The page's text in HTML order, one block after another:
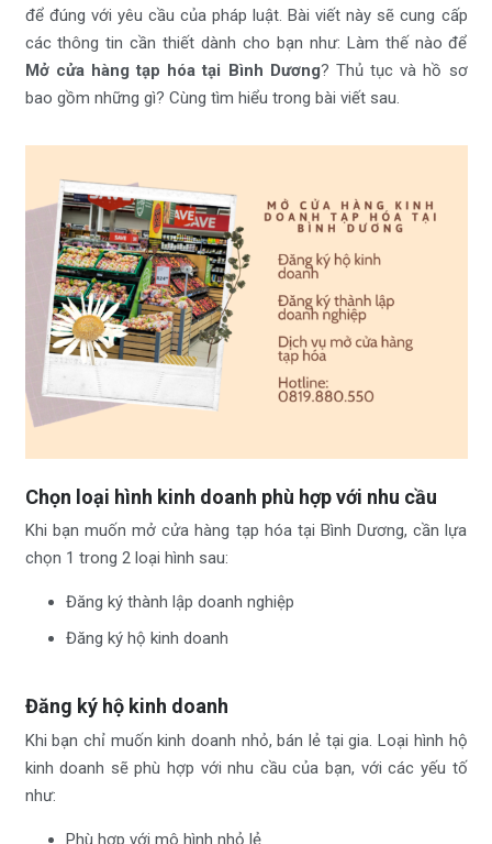
để đúng với yêu cầu của pháp luật. Bài viết này sẽ cung cấp
các thông tin cần thiết dành cho bạn như: Làm thế nào để
Mở cửa hàng tạp hóa tại Bình Dương? Thủ tục và hồ sơ
bao gồm những gì? Cùng tìm hiểu trong bài viết sau.
Chọn loại hình kinh doanh phù hợp với nhu cầu
Khi bạn muốn mở cửa hàng tạp hóa tại Bình Dương, cần lựa
chọn 1 trong 2 loại hình sau:
Đăng ký thành lập doanh nghiệp
Đăng ký hộ kinh doanh
Đăng ký hộ kinh doanh
Khi bạn chỉ muốn kinh doanh nhỏ, bán lẻ tại gia. Loại hình hộ
kinh doanh sẽ phù hợp với nhu cầu của bạn, với các yếu tố
như:
Phù hợp với mô hình nhỏ lẻ